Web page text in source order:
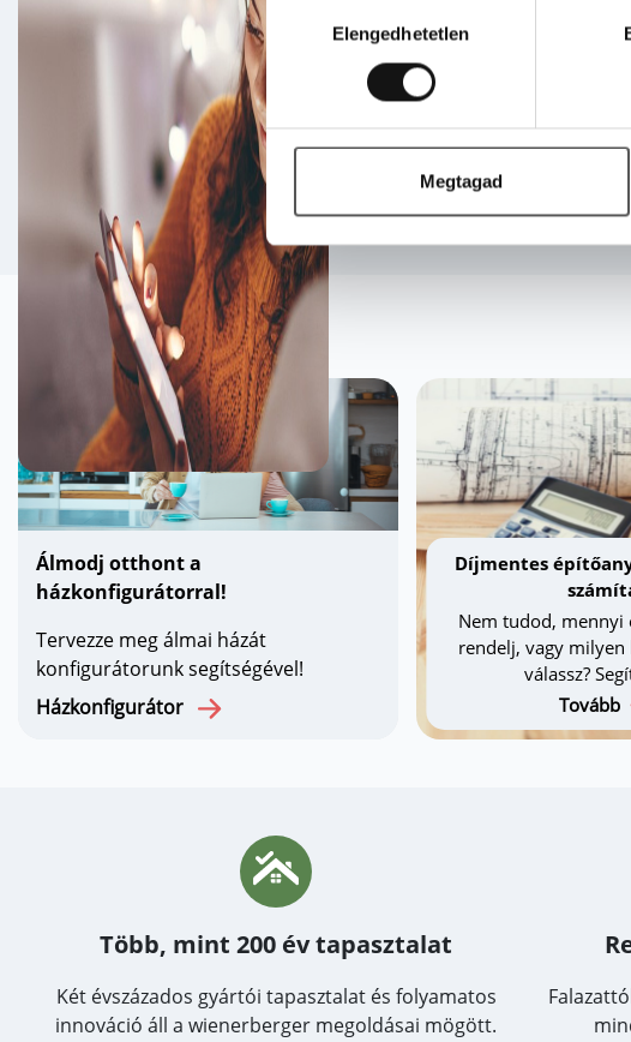
kiválasztásaElengedhetetlen
Megtagad
Iratkozzon fel hírlevelünkre,
kapcsolatos hasznos
Feliratkozom
Szolgáltatásaink
Álmodj otthont a
házkonfigurátorral!
Tervezze meg álmai házát
konfigurátorunk segítségével!
Házkonfigurátor
Díjmentes
Nem tudod, mennyi
rendelj, vagy milyen
válassz?
Tovább
Több, mint 200 év tapasztalat
Két évszázados gyártói tapasztalat és folyamatos
innováció áll a wienerberger megoldásai mögött.